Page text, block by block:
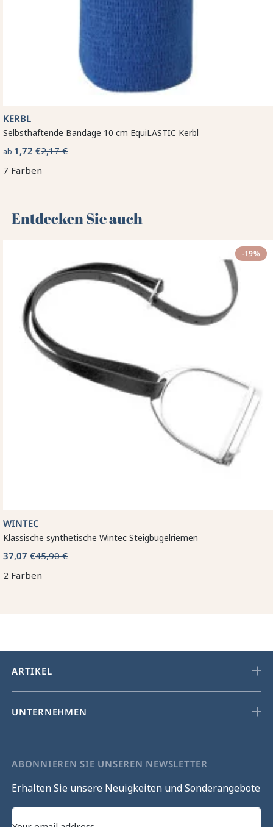
KERBL
Selbsthaftende Bandage 10 cm EquiLASTIC Kerbl
ab 1,72 €2,17 €
7 Farben
Entdecken Sie auch 🌻
-19%
WINTEC
Klassische synthetische Wintec Steigbügelriemen
37,07 €45,90 €
2 Farben
ARTIKEL
UNTERNEHMEN
ABONNIEREN SIE UNSEREN NEWSLETTER
Erhalten Sie unsere Neuigkeiten und Sonderangebote